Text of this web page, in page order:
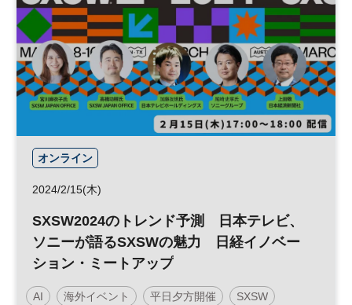
オンライン
2024/2/15(木)
SXSW2024のトレンド予測 日本テレビ、
ソニーが語るSXSWの魅力 日経イノベー
ション・ミートアップ
AI 海外イベント 平日夕方開催 SXSW